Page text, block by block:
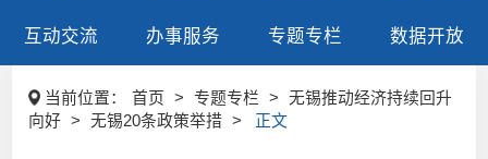
互动交流 办事服务 专题专栏 数据开放
当前位置： 首页 > 专题专栏 >
无锡推动经济持续回升
向好 > 无锡20条政策举措 > 正文